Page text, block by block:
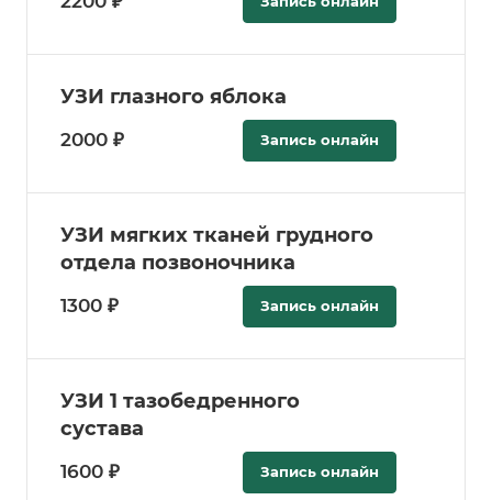
УЗИ глазного яблока
2000 ₽ Запись онлайн
УЗИ мягких тканей грудного
отдела позвоночника
1300 ₽ Запись онлайн
УЗИ 1 тазобедренного
сустава
1600 ₽ Запись онлайн